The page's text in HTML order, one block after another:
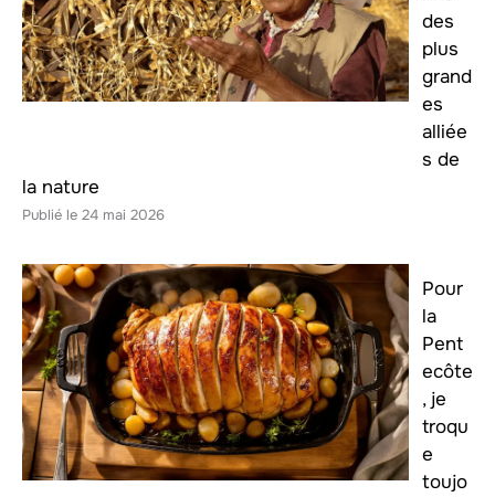
des
plus
grand
es
alliée
s de
la nature
24 mai 2026
Pour
la
Pent
ecôte
, je
troqu
e
toujo